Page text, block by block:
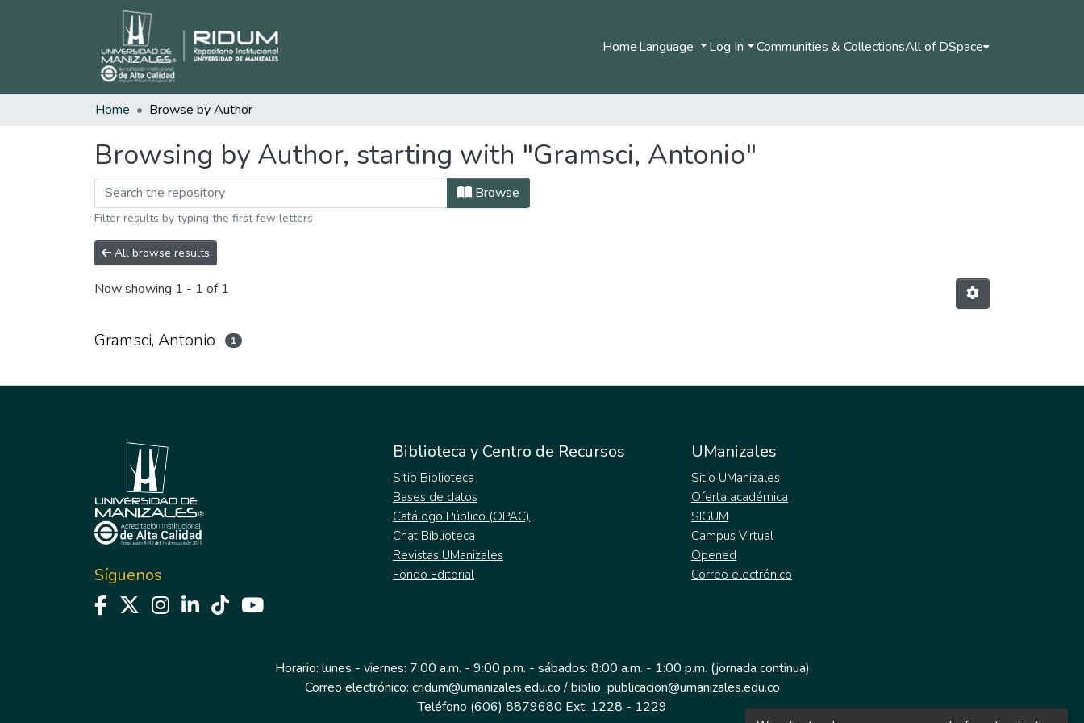
HomeLanguage Log In Communities & CollectionsAll of DSpace
Home Browse by Author
Browsing by Author, starting with "Gramsci, Antonio"
Browse
Filter results by typing the first few letters
All browse results
Now showing 1 - 1 of 1
Gramsci, Antonio 1
Síguenos
Biblioteca y Centro de Recursos
Sitio Biblioteca
Bases de datos
Catálogo Público (OPAC)
Chat Biblioteca
Revistas UManizales
Fondo Editorial
UManizales
Sitio UManizales
Oferta académica
SIGUM
Campus Virtual
Opened
Correo electrónico
Horario: lunes - viernes: 7:00 a.m. - 9:00 p.m. - sábados: 8:00 a.m. - 1:00 p.m. (jornada continua)
Correo electrónico: cridum@umanizales.edu.co / biblio_publicacion@umanizales.edu.co
Teléfono (606) 8879680 Ext: 1228 - 1229